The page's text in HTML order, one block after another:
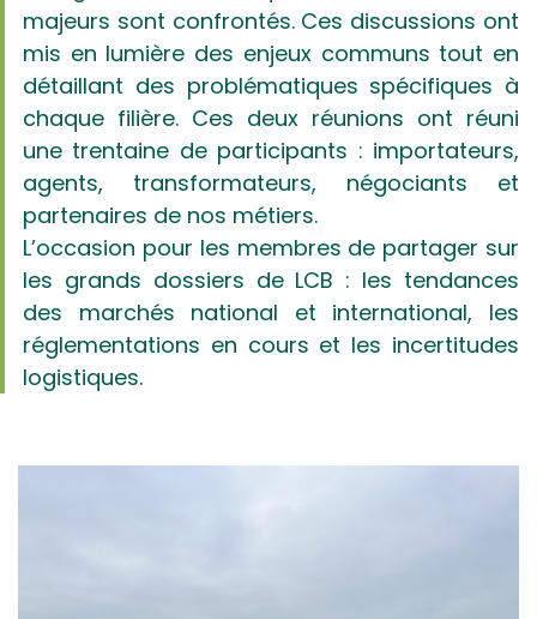
majeurs sont confrontés. Ces discussions ont
mis en lumière des enjeux communs tout en
détaillant des problématiques spécifiques à
chaque filière. Ces deux réunions ont réuni
une trentaine de participants : importateurs,
agents, transformateurs, négociants et
partenaires de nos métiers.
L’occasion pour les membres de partager sur
les grands dossiers de LCB : les tendances
des marchés national et international, les
réglementations en cours et les incertitudes
logistiques.